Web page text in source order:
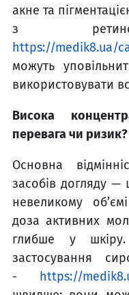
акне та
з
https://medik8.ua/
можуть
використовувати
Висока
перевага чи ризик?
Основна
засобів догляду —
невеликому
доза активних
глибше у
застосування
- https://